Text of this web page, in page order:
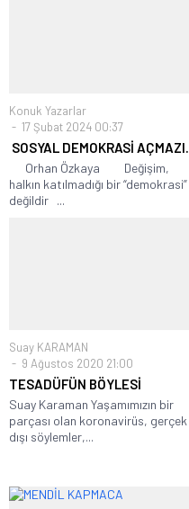
Konuk Yazarlar
17 Şubat 2024 00:37
SOSYAL DEMOKRASİ AÇMAZI…
Orhan Özkaya Değişim,
halkın katılmadığı bir “demokrasi”
değildir ...
Suay KARAMAN
9 Ağustos 2020 21:00
TESADÜFÜN BÖYLESİ
Suay Karaman Yaşamımızın bir
parçası olan koronavirüs, gerçek
dışı söylemler,...